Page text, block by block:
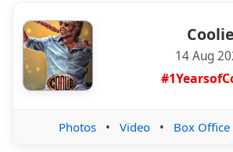
Coolie
14 Aug
Photos • Video • Box Office